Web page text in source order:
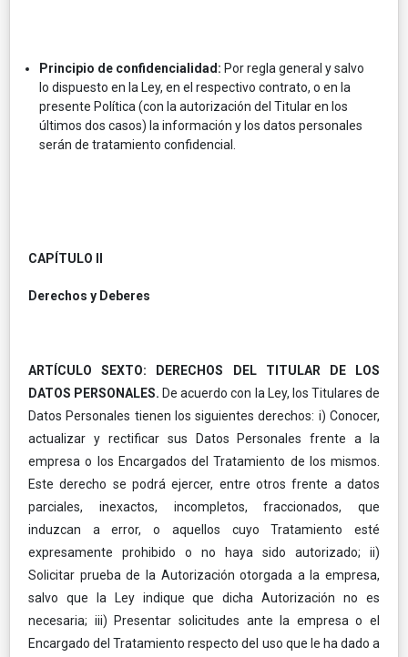
Principio de confidencialidad: Por regla general y salvo
lo dispuesto en la Ley, en el respectivo contrato, o en la
presente Política (con la autorización del Titular en los
últimos dos casos) la información y los datos personales
serán de tratamiento confidencial.
CAPÍTULO II
Derechos y Deberes
ARTÍCULO SEXTO: DERECHOS DEL TITULAR DE LOS
DATOS PERSONALES. De acuerdo con la Ley, los Titulares de
Datos Personales tienen los siguientes derechos: i) Conocer,
actualizar y rectificar sus Datos Personales frente a la
empresa o los Encargados del Tratamiento de los mismos.
Este derecho se podrá ejercer, entre otros frente a datos
parciales, inexactos, incompletos, fraccionados, que
induzcan a error, o aquellos cuyo Tratamiento esté
expresamente prohibido o no haya sido autorizado; ii)
Solicitar prueba de la Autorización otorgada a la empresa,
salvo que la Ley indique que dicha Autorización no es
necesaria; iii) Presentar solicitudes ante la empresa o el
Encargado del Tratamiento respecto del uso que le ha dado a